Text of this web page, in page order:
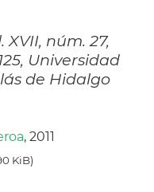
núm. 27,
Universidad
de Hidalgo
, 2011
KiB)